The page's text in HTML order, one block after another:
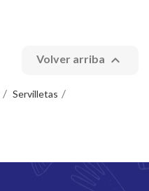
Servilletas
Volver arriba 